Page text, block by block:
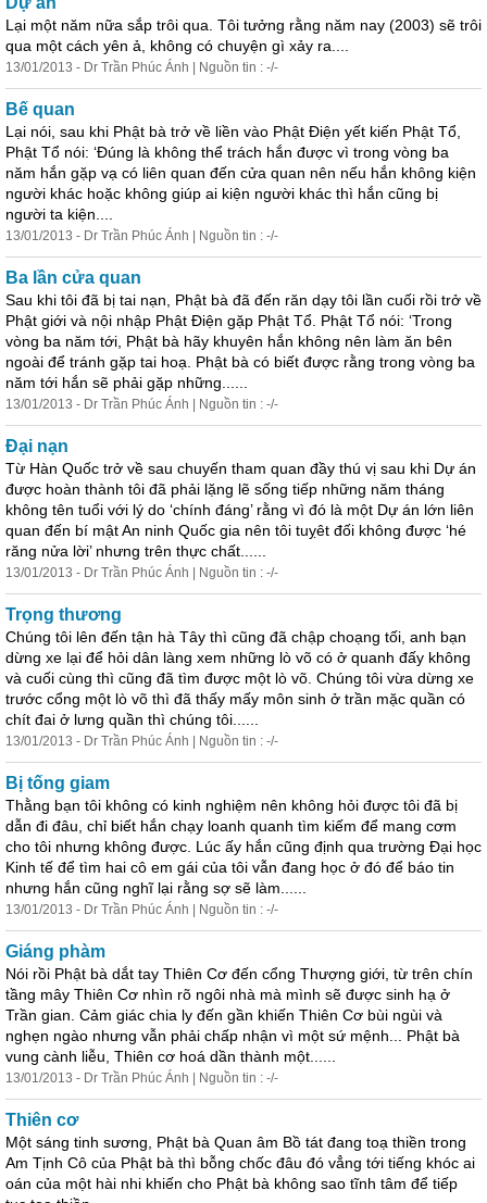
Lại một năm nữa sắp trôi qua. Tôi tưởng rằng năm nay (2003) sẽ trôi
qua một cách yên ả, không có chuyện gì xảy ra....
13/01/2013 - Dr Trần Phúc Ánh | Nguồn tin : -/-
Bế quan
Lại nói, sau khi Phật bà trở về liền vào Phật Điện yết kiến Phật Tổ,
Phật Tổ nói: ‘Đúng là không thể trách hắn được vì trong vòng ba
năm hắn gặp vạ có liên quan đến cửa quan nên nếu hắn không kiện
người khác hoặc không giúp ai kiện người khác thì hắn cũng bị
người ta kiện....
13/01/2013 - Dr Trần Phúc Ánh | Nguồn tin : -/-
Ba lần cửa quan
Sau khi tôi đã bị tai nạn, Phật bà đã đến răn dạy tôi lần cuối rồi trở về
Phật giới và nội nhập Phật Điện gặp Phật Tổ. Phật Tổ nói: ‘Trong
vòng ba năm tới, Phật bà hãy khuyên hắn không nên làm ăn bên
ngoài để tránh gặp tai hoạ. Phật bà có biết được rằng trong vòng ba
năm tới hắn sẽ phải gặp những......
13/01/2013 - Dr Trần Phúc Ánh | Nguồn tin : -/-
Đại nạn
Từ Hàn Quốc trở về sau chuyến tham quan đầy thú vị sau khi Dự án
được hoàn thành tôi đã phải lặng lẽ sống tiếp những năm tháng
không tên tuổi với lý do ‘chính đáng’ rằng vì đó là một Dự án lớn liên
quan đến bí mật An ninh Quốc gia nên tôi tuỵêt đối không được ‘hé
răng nửa lời’ nhưng trên thực chất......
13/01/2013 - Dr Trần Phúc Ánh | Nguồn tin : -/-
Trọng thương
Chúng tôi lên đến tận hà Tây thì cũng đã chập choạng tối, anh bạn
dừng xe lại để hỏi dân làng xem những lò võ có ở quanh đấy không
và cuối cùng thì cũng đã tìm được một lò võ. Chúng tôi vừa dừng xe
trước cổng một lò võ thì đã thấy mấy môn sinh ở trần mặc quần có
chít đai ở lưng quần thì chúng tôi......
13/01/2013 - Dr Trần Phúc Ánh | Nguồn tin : -/-
Bị tống giam
Thằng bạn tôi không có kinh nghiệm nên không hỏi được tôi đã bị
dẫn đi đâu, chỉ biết hắn chạy loanh quanh tìm kiếm để mang cơm
cho tôi nhưng không được. Lúc ấy hắn cũng định qua trường Đại học
Kinh tế để tìm hai cô em gái của tôi vẫn đang học ở đó để báo tin
nhưng hắn cũng nghĩ lại rằng sợ sẽ làm......
13/01/2013 - Dr Trần Phúc Ánh | Nguồn tin : -/-
Giáng phàm
Nói rồi Phật bà dắt tay Thiên Cơ đến cổng Thượng giới, từ trên chín
tầng mây Thiên Cơ nhìn rõ ngôi nhà mà mình sẽ được sinh hạ ở
Trần gian. Cảm giác chia ly đến gần khiến Thiên Cơ bùi ngùi và
nghẹn ngào nhưng vẫn phải chấp nhận vì một sứ mệnh... Phật bà
vung cành liễu, Thiên cơ hoá dần thành một......
13/01/2013 - Dr Trần Phúc Ánh | Nguồn tin : -/-
Thiên cơ
Một sáng tinh sương, Phật bà Quan âm Bồ tát đang toạ thiền trong
Am Tịnh Cô của Phật bà thì bỗng chốc đâu đó vẳng tới tiếng khóc ai
oán của một hài nhi khiến cho Phật bà không sao tĩnh tâm để tiếp